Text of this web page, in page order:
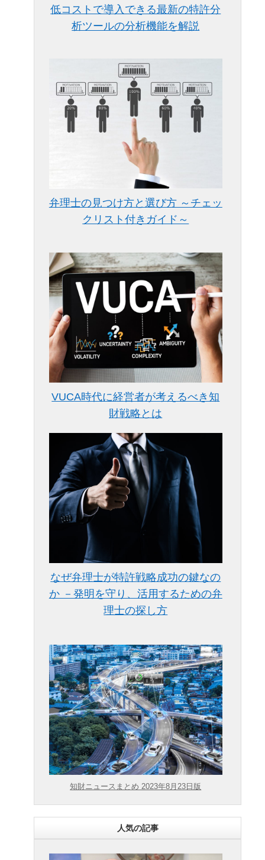
低コストで導入できる最新の特許分
析ツールの分析機能を解説
弁理士の見つけ方と選び方 ～チェッ
クリスト付きガイド～
VUCA時代に経営者が考えるべき知
財戦略とは
なぜ弁理士が特許戦略成功の鍵なの
か －発明を守り、活用するための弁
理士の探し方
知財ニュースまとめ 2023年8月23日版
人気の記事